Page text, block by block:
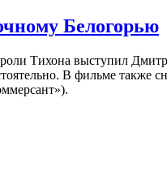
Белогорью
Тихона выступил
В фильме также